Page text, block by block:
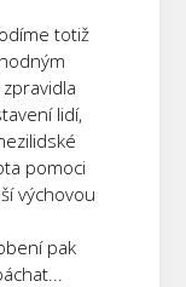
totiž
lidí,
pomoci
výchovou
pak